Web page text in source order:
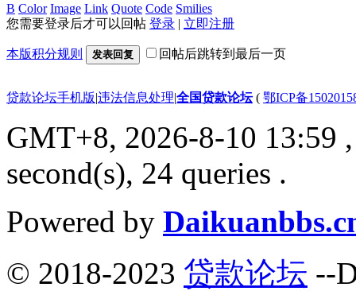
B Color Image Link Quote Code Smilies
您需要登录后才可以回帖 登录 | 立即注册
本版积分规则 发表回复 回帖后跳转到最后一页
贷款论坛手机版|违法信息处理|全国贷款论坛( 鄂ICP备
GMT+8, 2026-8-10 13:59
second(s), 24 queries .
Powered by
© 2018-2023 贷款论坛 --